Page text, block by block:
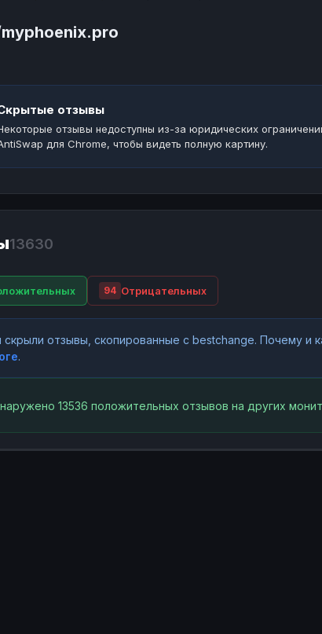
отзывы
отзывы недоступны из-за юридических
для Chrome, чтобы видеть полную картину.
13630
94 Отрицательных
отзывы, скопированные с bestchange. Почему и
.
13536 положительных отзывов на других